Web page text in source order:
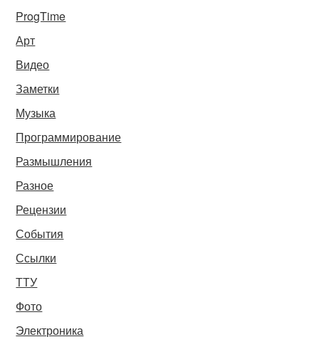
ProgTime
Арт
Видео
Заметки
Музыка
Программирование
Размышления
Разное
Рецензии
События
Ссылки
ТТУ
Фото
Электроника